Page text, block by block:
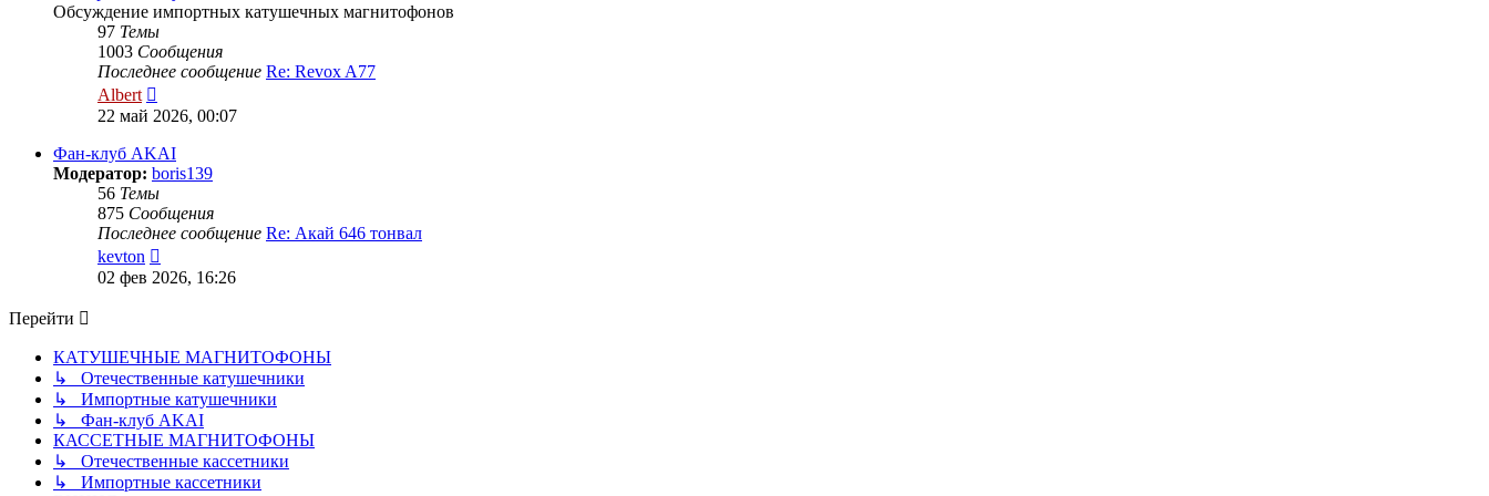
Обсуждение импортных катушечных магнитофонов
97 Темы
1003 Сообщения
Последнее сообщение Re: Revox A77
Albert
к
последнему
сообщению
22 май 2026, 00:07
Фан-клуб AKAI
Модератор: boris139
56 Темы
875 Сообщения
Последнее сообщение Re: Акай 646 тонвал
kevton
к
последнему
02 фев 2026, 16:26
Перейти
КАТУШЕЧНЫЕ МАГНИТОФОНЫ
↳ Отечественные катушечники
↳ Импортные катушечники
↳ Фан-клуб AKAI
КАССЕТНЫЕ МАГНИТОФОНЫ
↳ Отечественные кассетники
↳ Импортные кассетники